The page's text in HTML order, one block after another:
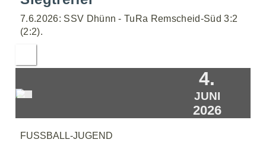
7.6.2026: SSV Dhünn - TuRa Remscheid-Süd 3:2
(2:2).
4.
JUNI
2026
FUSSBALL-JUGEND